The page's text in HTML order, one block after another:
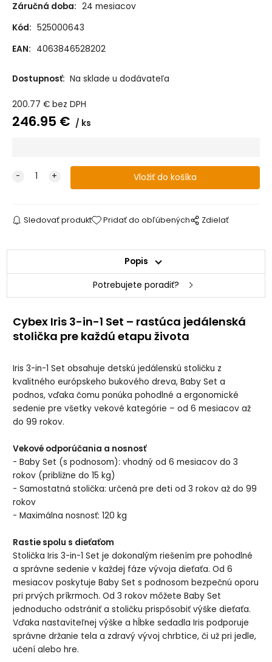
Záručná doba: 24 mesiacov
Kód: 525000643
EAN: 4063846528202
Dostupnosť: Na sklade u dodávateľa
200.77 € bez DPH
246.95 € ks
Sledovať produkt Pridať do obľúbených Zdielať
Popis
Potrebujete poradiť?
Cybex Iris 3-in-1 Set – rastúca jedálenská
stolička pre každú etapu života
Iris 3-in-1 Set obsahuje detskú jedálenskú stoličku z
kvalitného európskeho bukového dreva, Baby Set a
podnos, vďaka čomu ponúka pohodlné a ergonomické
sedenie pre všetky vekové kategórie – od 6 mesiacov až
do 99 rokov.
Vekové odporúčania a nosnosť
- Baby Set (s podnosom): vhodný od 6 mesiacov do 3
rokov (približne do 15 kg)
- Samostatná stolička: určená pre deti od 3 rokov až do 99
rokov
- Maximálna nosnosť: 120 kg
Rastie spolu s dieťaťom
Stolička Iris 3-in-1 Set je dokonalým riešením pre pohodlné
a správne sedenie v každej fáze vývoja dieťaťa. Od 6
mesiacov poskytuje Baby Set s podnosom bezpečnú oporu
pri prvých príkrmoch. Od 3 rokov môžete Baby Set
jednoducho odstrániť a stoličku prispôsobiť výške dieťaťa.
Vďaka nastaviteľnej výške a hĺbke sedadla Iris podporuje
správne držanie tela a zdravý vývoj chrbtice, či už pri jedle,
učení alebo hre.